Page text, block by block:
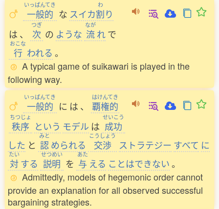
いっぱんてき
一般的 な スイカ
わ
割り
は 、
つぎ
次 の ような
なが
流れで
おこな
行 われる 。
A typical game of suikawari is played in the
following way.
いっぱんてき
一般的 に は 、
はけんてき
覇権的
ちつじょ
秩序 という モデル は
せいこう
成功
した と
みと
認められる
こうしょう
交渉 ストラテジー すべて に
たい
対する
せつめい
説明 を
あた
与 える ことはできない。
Admittedly, models of hegemonic order cannot
provide an explanation for all observed successful
bargaining strategies.